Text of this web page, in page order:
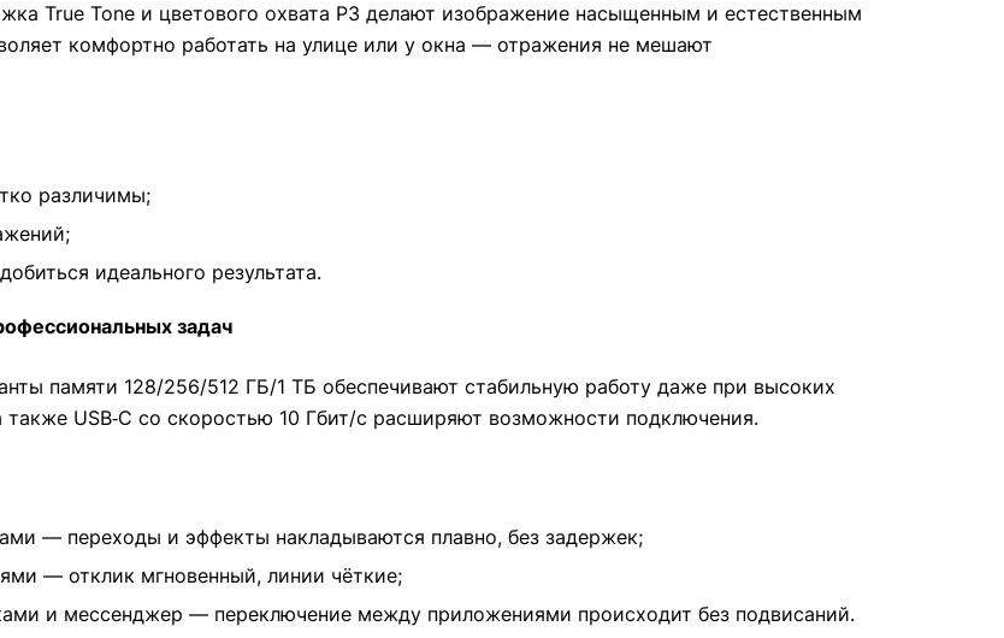
True Tone и цветового охвата P3 делают изображение насыщенным и естественным
комфортно работать на улице или у окна — отражения не мешают
различимы;
идеального результата.
задач
памяти 128/256/512 ГБ/1 ТБ обеспечивают стабильную работу даже при высоких
USB‑C со скоростью 10 Гбит/с расширяют возможности подключения.
— переходы и эффекты накладываются плавно, без задержек;
— отклик мгновенный, линии чёткие;
и мессенджер — переключение между приложениями происходит без подвисаний.